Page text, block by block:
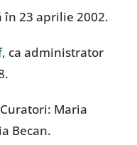
în 23 aprilie 2002.
, ca administrator
Maria
Becan.